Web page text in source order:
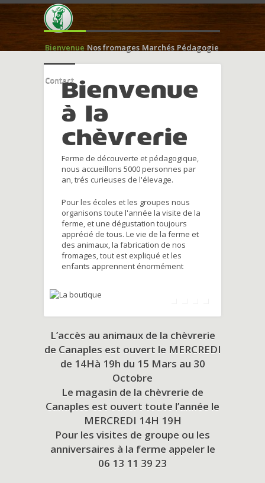
Bienvenue Nos fromages Marchés Pédagogie
ContactBienvenue
à la
chèvrerie
Ferme de découverte et pédagogique,
nous accueillons 5000 personnes par
an, trés curieuses de l'élevage.
Pour les écoles et les groupes nous
organisons toute l'année la visite de la
ferme, et une dégustation toujours
apprécié de tous. Le vie de la ferme et
des animaux, la fabrication de nos
fromages, tout est expliqué et les
enfants apprennent énormément
L’accès au animaux de la chèvrerie
de Canaples est ouvert le MERCREDI
de 14Hà 19h du 15 Mars au 30
Octobre
Le magasin de la chèvrerie de
Canaples est ouvert toute l’année le
MERCREDI 14H 19H
Pour les visites de groupe ou les
anniversaires à la ferme appeler le
06 13 11 39 23